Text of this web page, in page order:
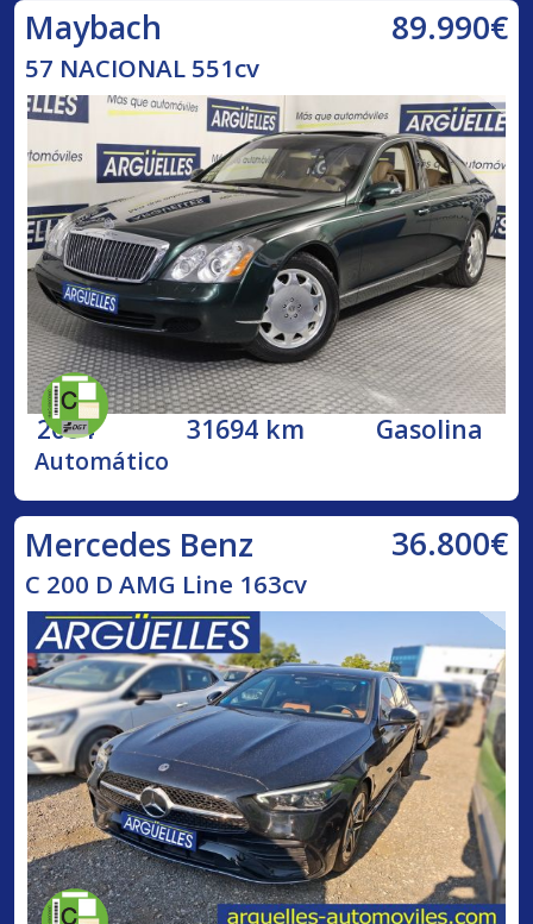
Maybach 89.990€
57 NACIONAL 551cv
2004 31694 km Gasolina
Automático
Mercedes Benz 36.800€
C 200 D AMG Line 163cv